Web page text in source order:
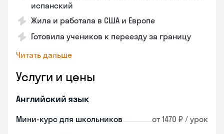
испанский
Жила и работала в США и Европе
Готовила учеников к переезду за границу
Читать дальше
Услуги и цены
Английский язык
Мини-курс для школьников от 1470 ₽ / урок